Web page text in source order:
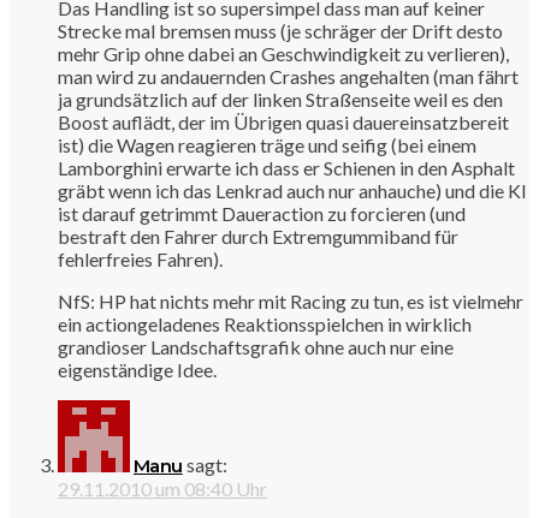
Das Handling ist so supersimpel dass man auf keiner
Strecke mal bremsen muss (je schräger der Drift desto
mehr Grip ohne dabei an Geschwindigkeit zu verlieren),
man wird zu andauernden Crashes angehalten (man fährt
ja grundsätzlich auf der linken Straßenseite weil es den
Boost auflädt, der im Übrigen quasi dauereinsatzbereit
ist) die Wagen reagieren träge und seifig (bei einem
Lamborghini erwarte ich dass er Schienen in den Asphalt
gräbt wenn ich das Lenkrad auch nur anhauche) und die KI
ist darauf getrimmt Daueraction zu forcieren (und
bestraft den Fahrer durch Extremgummiband für
fehlerfreies Fahren).
NfS: HP hat nichts mehr mit Racing zu tun, es ist vielmehr
ein actiongeladenes Reaktionsspielchen in wirklich
grandioser Landschaftsgrafik ohne auch nur eine
eigenständige Idee.
Manu sagt:
29.11.2010 um 08:40 Uhr